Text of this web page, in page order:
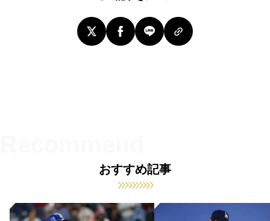
おすすめ記事